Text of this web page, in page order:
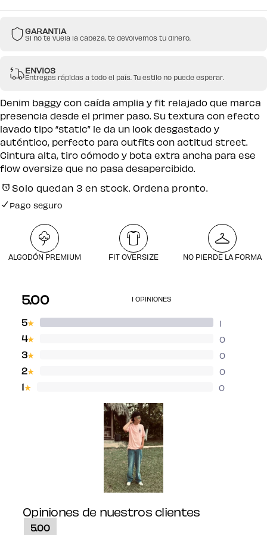
GARANTIA
Si no te vuela la cabeza, te devolvemos tu dinero.
ENVIOS
Entregas rápidas a todo el país. Tu estilo no puede esperar.
Denim baggy con caída amplia y fit relajado que marca
presencia desde el primer paso. Su textura con efecto
lavado tipo “static” le da un look desgastado y
auténtico, perfecto para outfits con actitud street.
Cintura alta, tiro cómodo y bota extra ancha para ese
flow oversize que no pasa desapercibido.
Solo quedan 3 en stock. Ordena pronto.
Pago seguro
Pago seguro
ALGODÓN PREMIUM FIT OVERSIZE NO PIERDE LA FORMA
5.00 1 OPINIONES
5★ 1
4★ 0
3★ 0
2★ 0
1★ 0
Opiniones de nuestros clientes
5.00